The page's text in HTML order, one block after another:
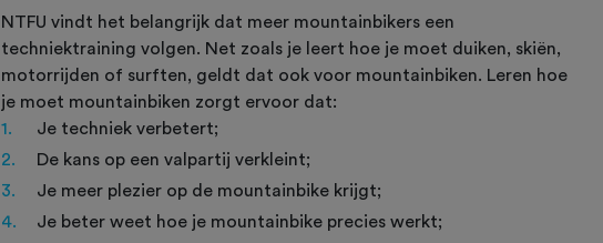
NTFU vindt het belangrijk dat meer mountainbikers een
techniektraining volgen. Net zoals je leert hoe je moet duiken, skiën,
motorrijden of surften, geldt dat ook voor mountainbiken. Leren hoe
je moet mountainbiken zorgt ervoor dat:
Je techniek verbetert;
De kans op een valpartij verkleint;
Je meer plezier op de mountainbike krijgt;
Je beter weet hoe je mountainbike precies werkt;